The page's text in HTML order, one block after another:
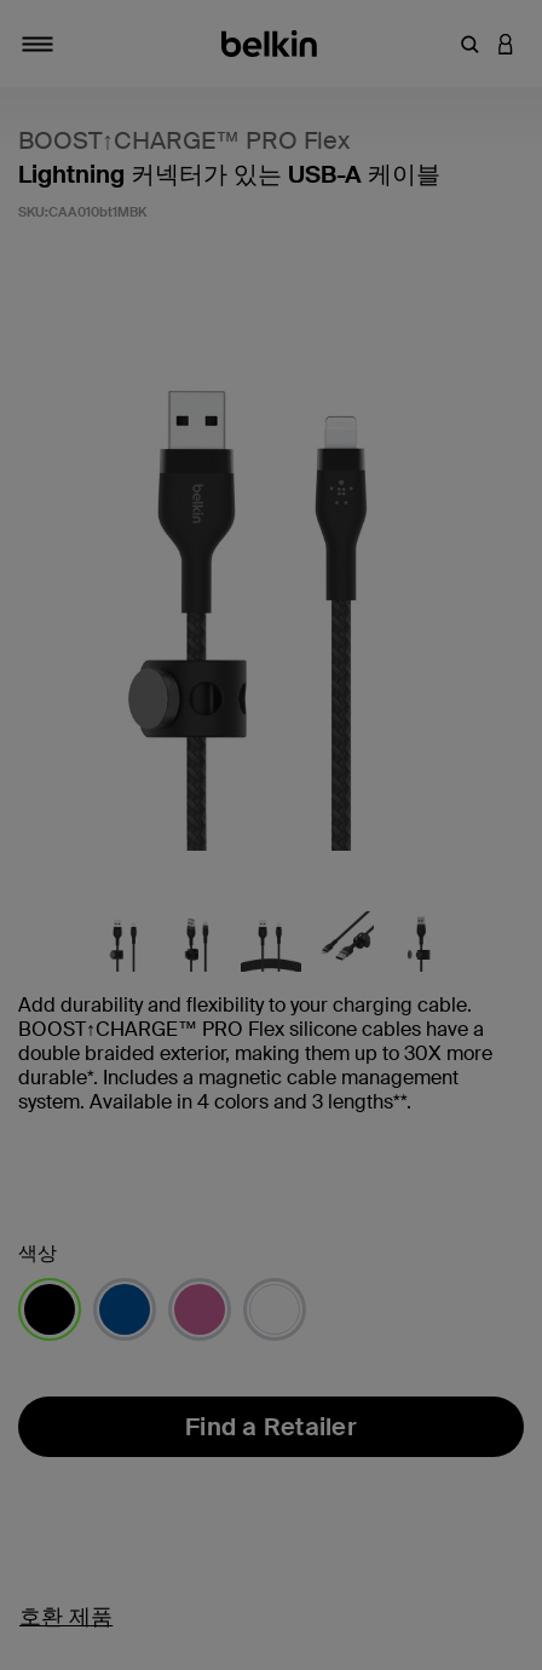
키워드
BOOST↑CHARGE™ PRO Flex
Lightning 커넥터가 있는 USB-A 케이블
SKU:CAA010bt1MBK
Add durability and flexibility to your charging cable.
BOOST↑CHARGE™ PRO Flex silicone cables have a
double braided exterior, making them up to 30X more
durable*. Includes a magnetic cable management
system. Available in 4 colors and 3 lengths**.
색상
Find a Retailer
호환 제품